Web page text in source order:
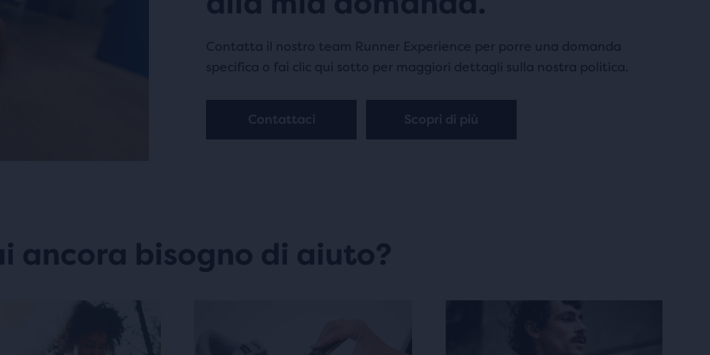
Contatta il nostro team Runner Experience per porre una domanda
specifica o fai clic qui sotto per maggiori dettagli sulla nostra politica.
Contattaci Scopri di più
ancora bisogno di aiuto?